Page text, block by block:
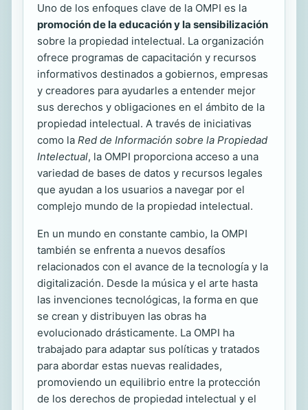
Uno de los enfoques clave de la OMPI es la
promoción de la educación y la sensibilización
sobre la propiedad intelectual. La organización
ofrece programas de capacitación y recursos
informativos destinados a gobiernos, empresas
y creadores para ayudarles a entender mejor
sus derechos y obligaciones en el ámbito de la
propiedad intelectual. A través de iniciativas
como la Red de Información sobre la Propiedad
Intelectual, la OMPI proporciona acceso a una
variedad de bases de datos y recursos legales
que ayudan a los usuarios a navegar por el
complejo mundo de la propiedad intelectual.
En un mundo en constante cambio, la OMPI
también se enfrenta a nuevos desafíos
relacionados con el avance de la tecnología y la
digitalización. Desde la música y el arte hasta
las invenciones tecnológicas, la forma en que
se crean y distribuyen las obras ha
evolucionado drásticamente. La OMPI ha
trabajado para adaptar sus políticas y tratados
para abordar estas nuevas realidades,
promoviendo un equilibrio entre la protección
de los derechos de propiedad intelectual y el